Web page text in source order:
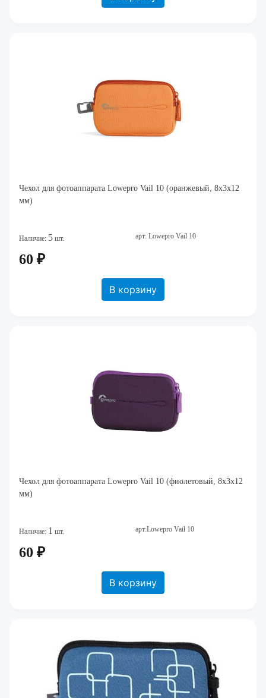
Чехол для фотоаппарата Lowepro Vail 10 (оранжевый, 8x3x12
мм)
Наличие: 5 шт. арт: Lowepro Vail 10
60 ₽
В корзину
Чехол для фотоаппарата Lowepro Vail 10 (фиолетовый, 8x3x12
мм)
Наличие: 1 шт. арт:Lowepro Vail 10
60 ₽
В корзину